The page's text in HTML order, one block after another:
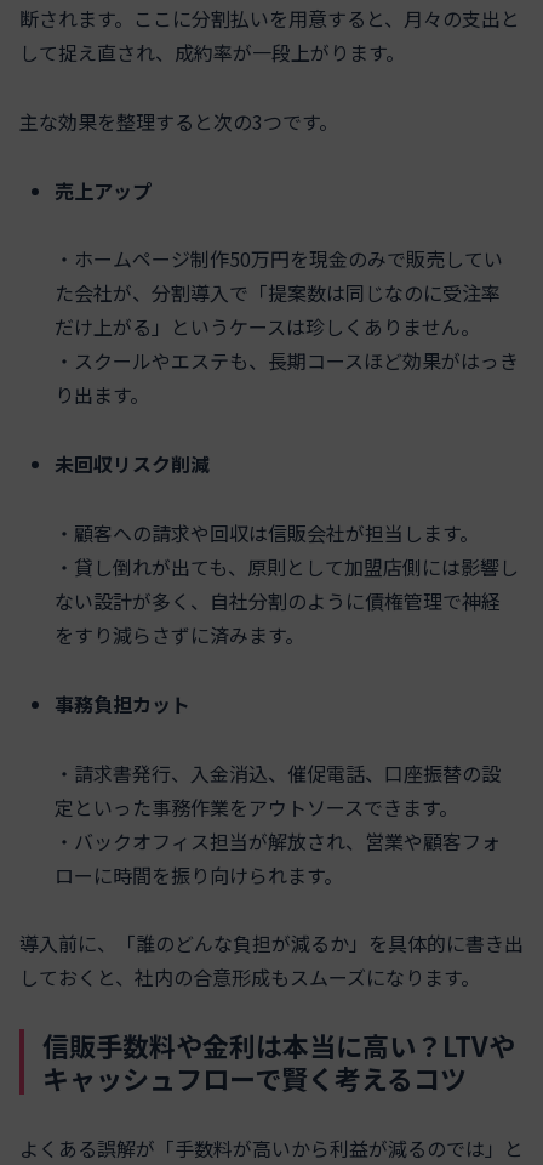
断されます。ここに分割払いを用意すると、月々の支出と
して捉え直され、成約率が一段上がります。
主な効果を整理すると次の3つです。
売上アップ
・ホームページ制作50万円を現金のみで販売してい
た会社が、分割導入で「提案数は同じなのに受注率
だけ上がる」というケースは珍しくありません。
・スクールやエステも、長期コースほど効果がはっき
り出ます。
未回収リスク削減
・顧客への請求や回収は信販会社が担当します。
・貸し倒れが出ても、原則として加盟店側には影響し
ない設計が多く、自社分割のように債権管理で神経
をすり減らさずに済みます。
事務負担カット
・請求書発行、入金消込、催促電話、口座振替の設
定といった事務作業をアウトソースできます。
・バックオフィス担当が解放され、営業や顧客フォ
ローに時間を振り向けられます。
導入前に、「誰のどんな負担が減るか」を具体的に書き出
しておくと、社内の合意形成もスムーズになります。
信販手数料や金利は本当に高い？LTVや
キャッシュフローで賢く考えるコツ
よくある誤解が「手数料が高いから利益が減るのでは」と